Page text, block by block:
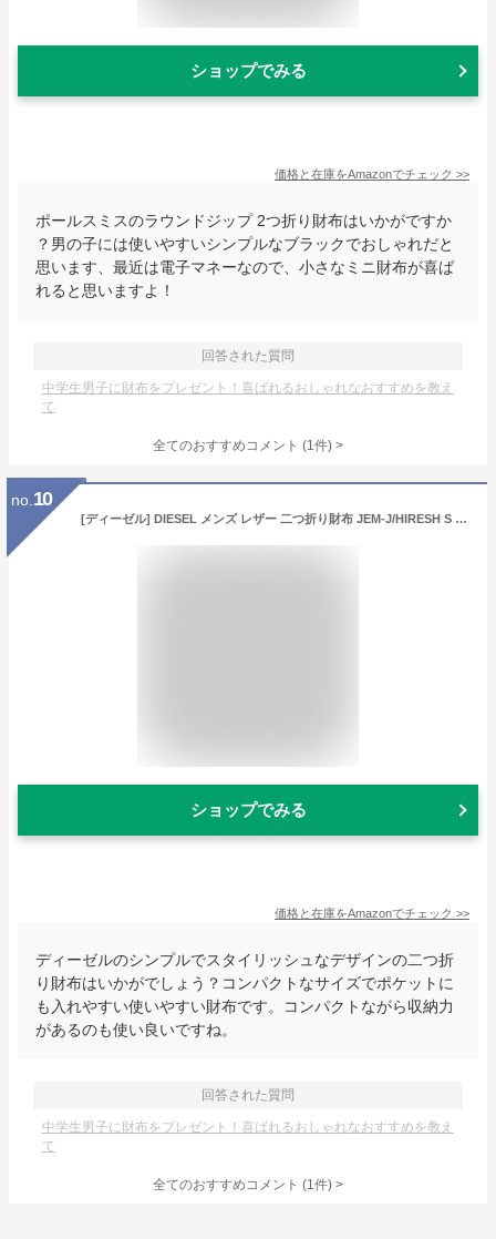
ショップでみる
価格と在庫をAmazonでチェック >>
ポールスミスのラウンドジップ 2つ折り財布はいかがですか
？男の子には使いやすいシンプルなブラックでおしゃれだと
思います、最近は電子マネーなので、小さなミニ財布が喜ば
れると思いますよ！
回答された質問
中学生男子に財布をプレゼント！喜ばれるおしゃれなおすすめを教え
て
全てのおすすめコメント (1件) >
no. 10
[ディーゼル] DIESEL メンズ レザー 二つ折り財布 JEM-J/HIRESH S X03925 PR271 (ブラック (X03925 PR271 T8013)) [並行輸入品]
ショップでみる
価格と在庫をAmazonでチェック >>
ディーゼルのシンプルでスタイリッシュなデザインの二つ折
り財布はいかがでしょう？コンパクトなサイズでポケットに
も入れやすい使いやすい財布です。コンパクトながら収納力
があるのも使い良いですね。
回答された質問
中学生男子に財布をプレゼント！喜ばれるおしゃれなおすすめを教え
て
全てのおすすめコメント (1件) >